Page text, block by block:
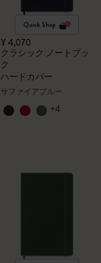
Quick Shop
¥ 4,070
クラシック ノートブッ
ク
ハードカバー
サファイアブルー
+4